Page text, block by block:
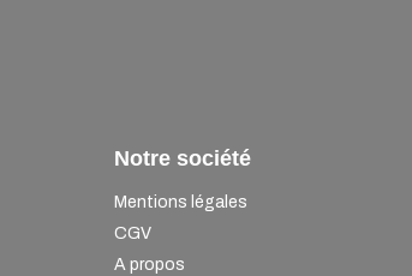
Notre société
Mentions légales
CGV
A propos